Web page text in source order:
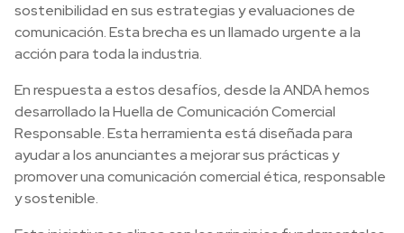
sostenibilidad en sus estrategias y evaluaciones de
comunicación. Esta brecha es un llamado urgente a la
acción para toda la industria.
En respuesta a estos desafíos, desde la ANDA hemos
desarrollado la Huella de Comunicación Comercial
Responsable. Esta herramienta está diseñada para
ayudar a los anunciantes a mejorar sus prácticas y
promover una comunicación comercial ética, responsable
y sostenible.